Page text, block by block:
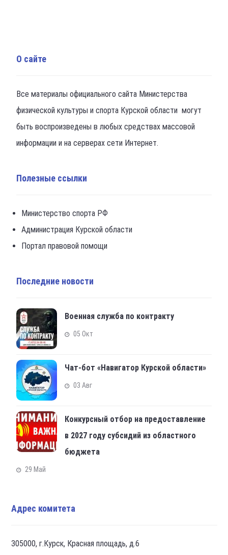
О сайте
Все материалы официального сайта Министерства
физической культуры и спорта Курской области могут
быть воспроизведены в любых средствах массовой
информации и на серверах сети Интернет.
Полезные ссылки
Министерство спорта РФ
Администрация Курской области
Портал правовой помощи
Последние новости
Военная служба по контракту
05 Окт
Чат-бот «Навигатор Курской области»
03 Авг
Конкурсный отбор на предоставление
в 2027 году субсидий из областного
бюджета
29 Май
Адрес комитета
305000, г.Курск, Красная площадь, д.6